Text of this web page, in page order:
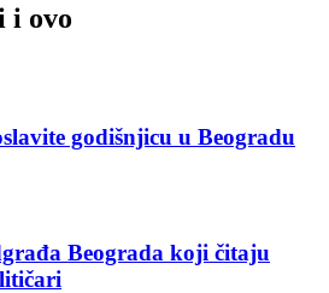
i ovo
godišnjicu u Beogradu
Beograda koji čitaju